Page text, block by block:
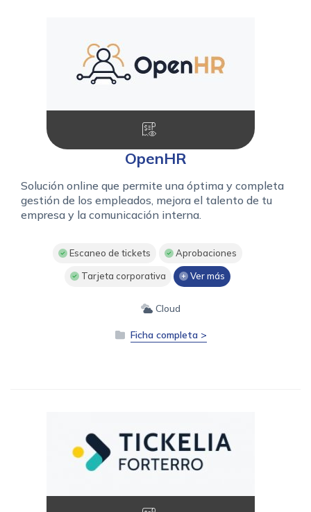
OpenHR
Solución online que permite una óptima y completa
gestión de los empleados, mejora el talento de tu
empresa y la comunicación interna.
Escaneo de tickets Aprobaciones
Tarjeta corporativa Ver más
Cloud
Ficha completa >